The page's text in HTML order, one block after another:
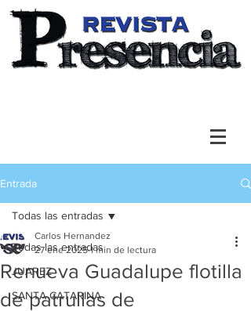
Entrada
Todas las entradas
JUAREZ
SANTA CATARINA
Todas las entradas
Renueva Guadalupe flotilla
de patrullas de
Carlos Hernandez
27 ene 2025 1 min de lectura